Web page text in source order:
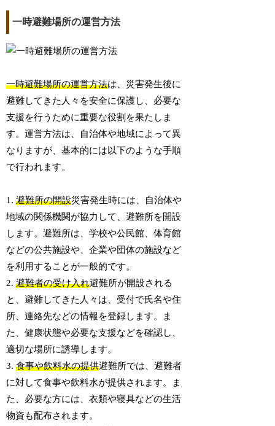
一時避難場所の運営方法
一時避難場所の運営方法は、災害発生後に
避難してきた人々を安全に保護し、必要な
支援を行うために重要な役割を果たしま
す。運営方法は、自治体や地域によって異
なりますが、基本的には以下のような手順
で行われます。
1.避難所の開設災害発生時には、自治体や
地域の関係機関が協力して、避難所を開設
します。避難所は、学校や公民館、体育館
などの公共施設や、企業や団体の施設など
を利用することが一般的です。
2.避難者の受け入れ避難所が開設される
と、避難してきた人々は、受付で氏名や住
所、連絡先などの情報を登録します。ま
た、健康状態や必要な支援などを確認し、
適切な場所に誘導します。
3.食事や飲料水の提供避難所では、避難者
に対して食事や飲料水が提供されます。ま
た、必要な方には、衣類や寝具などの生活
物資も配布されます。